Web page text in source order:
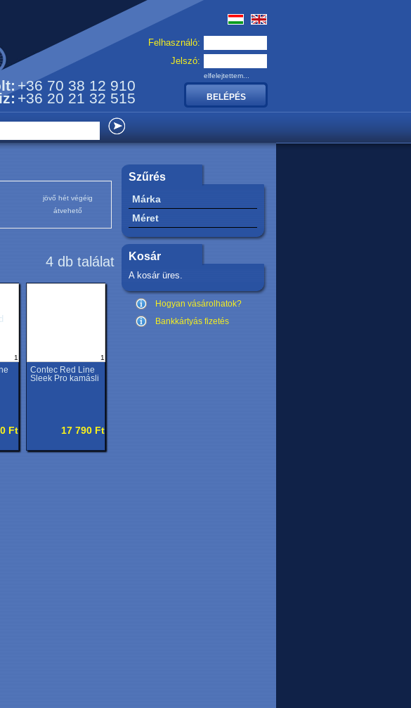
+36 70 38 12 910
+36 20 21 32 515
Felhasználó:
Jelszó:
elfelejtettem...
jövő hét végéig
átvehető
4 db találat
1
Ft
1
Contec Red Line
Sleek Pro kamásli
17 790 Ft
Szűrés
Márka
Méret
Kosár
A kosár üres.
Hogyan vásárolhatok?
Bankkártyás fizetés